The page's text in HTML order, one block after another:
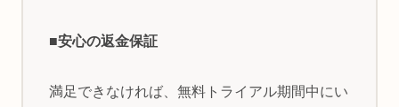
■安心の返金保証
満足できなければ、無料トライアル期間中にい